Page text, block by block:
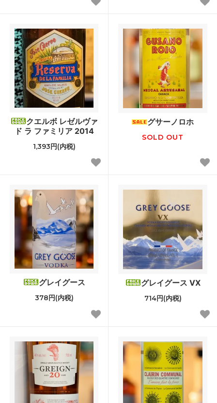
クエルボ レゼルヴァ
ド ラ ファミリア 2014
1,393円(内税)
グサーノロホ
SOLD OUT
グレイグース
378円(内税)
グレイグース VX
714円(内税)